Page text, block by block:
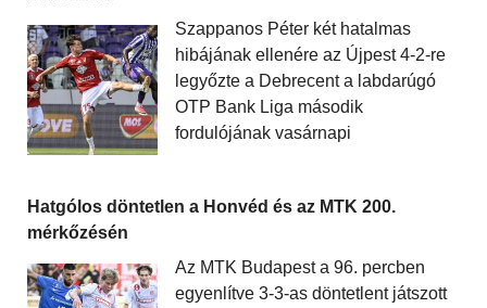
Szappanos Péter két hatalmas
hibájának ellenére az Újpest 4-2-re
legyőzte a Debrecent a labdarúgó
OTP Bank Liga második
fordulójának vasárnapi
Hatgólos döntetlen a Honvéd és az MTK 200.
mérkőzésén
Az MTK Budapest a 96. percben
egyenlítve 3-3-as döntetlent játszott